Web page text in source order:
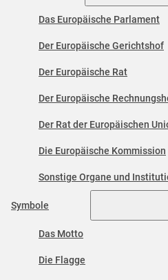
Das Europäische Parlament
Der Europäische Gerichtshof
Der Europäische Rat
Der Europäische
Der Rat der Europäischen
Die Europäische Kommission
Sonstige Organe und
Symbole
Das Motto
Die Flagge